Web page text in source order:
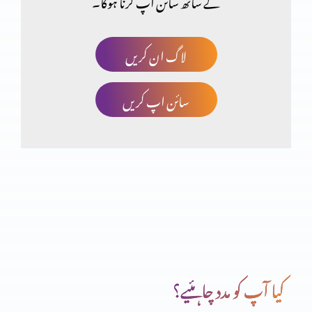
یسوع واحد نجات دہندہ ہے
یسوع آسمان سے کیوں آیا
یسوع کو جاننا،اس سے محبت کرنے کے لیے (حصہ 3)
لاگ ان کریں
سائن اپ کریں
کیا آپ کو مدد چاہئیے؟